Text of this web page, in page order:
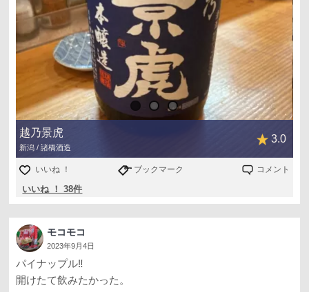
越乃景虎
新潟 / 諸橋酒造
3.0
いいね ！ ブックマーク コメント
いいね ！ 38件
モコモコ
2023年9月4日
パイナップル‼️
開けたて飲みたかった。